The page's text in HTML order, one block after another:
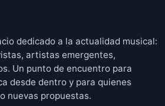
dedicado a la actualidad musical:
artistas emergentes,
Un punto de encuentro para
desde dentro y para quienes
nuevas propuestas.